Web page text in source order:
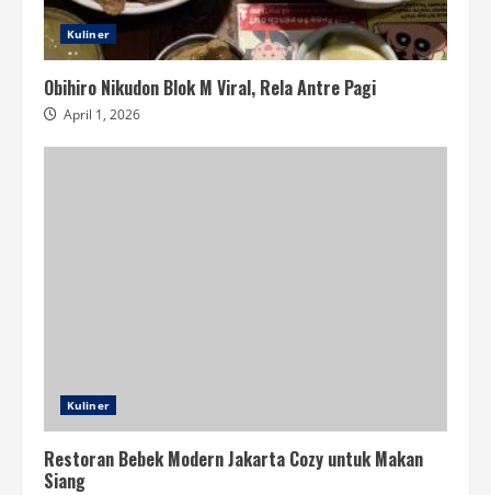
Kuliner
Obihiro Nikudon Blok M Viral, Rela Antre Pagi
April 1, 2026
Kuliner
Restoran Bebek Modern Jakarta Cozy untuk Makan
Siang